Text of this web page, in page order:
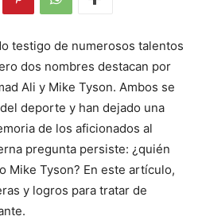
testigo de numerosos talentos
dos nombres destacan por
Ali y Mike Tyson. Ambos se
deporte y han dejado una
de los aficionados al
pregunta persiste: ¿quién
Mike Tyson? En este artículo,
y logros para tratar de